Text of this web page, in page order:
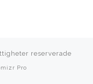
reserverade
Pro